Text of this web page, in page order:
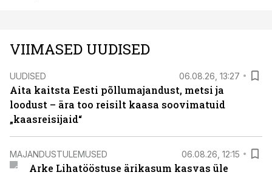
VIIMASED UUDISED
UUDISED 06.08.26, 13:27
Aita kaitsta Eesti põllumajandust, metsi ja
loodust – ära too reisilt kaasa soovimatuid
„kaasreisijaid“
MAJANDUSTULEMUSED 06.08.26, 12:15
Arke Lihatööstuse ärikasum kasvas üle